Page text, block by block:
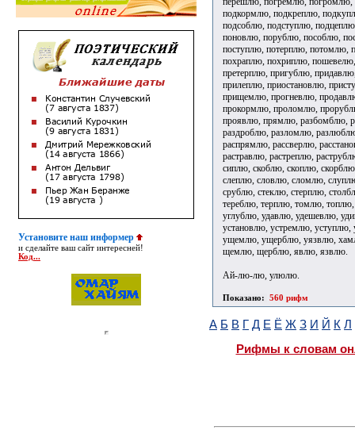
Установите наш информер
и сделайте ваш сайт интересней!
Код...
подкормлю, подкреплю,
подсоблю, подступлю,
поновлю, порублю, пособлю,
поступлю, потерплю, потомлю,
похраплю, похриплю,
претерплю, пригублю,
прилеплю, приостановлю,
прищемлю, прогневлю,
прокормлю, проломлю,
проявлю, прямлю, разбомблю,
раздроблю, разломлю,
распрямлю, рассверлю,
растравлю, растреплю,
сиплю, скоблю, скоплю,
слеплю, словлю, сломлю,
срублю, стеклю, стерплю,
тереблю, терплю, томлю,
углублю, удавлю, удешевлю,
установлю, устремлю,
ущемлю, ущерблю, уязвлю,
щемлю, щерблю, явлю, язвлю.
Ай-лю-лю, улюлю.
Показано: 560 рифм
А Б В Г Д Е Ё Ж З И Й К Л
Рифмы к словам